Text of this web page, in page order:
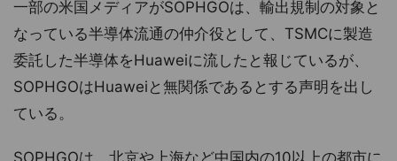
一部の米国メディアがSOPHGOは、輸出規制の対象と
なっている半導体流通の仲介役として、TSMCに製造
委託した半導体をHuaweiに流したと報じているが、
SOPHGOはHuaweiと無関係であるとする声明を出し
ている。